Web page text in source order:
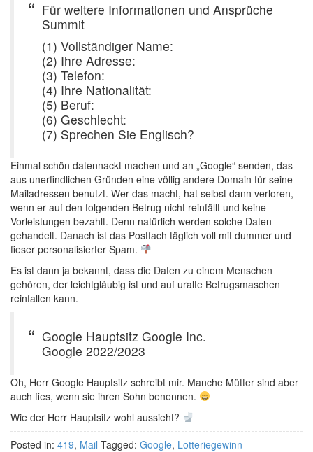
Für weitere Informationen und Ansprüche
Summit
(1) Vollständiger Name:
(2) Ihre Adresse:
(3) Telefon:
(4) Ihre Nationalität:
(5) Beruf:
(6) Geschlecht:
(7) Sprechen Sie Englisch?
Einmal schön datennackt machen und an „Google“ senden, das
aus unerfindlichen Gründen eine völlig andere Domain für seine
Mailadressen benutzt. Wer das macht, hat selbst dann verloren,
wenn er auf den folgenden Betrug nicht reinfällt und keine
Vorleistungen bezahlt. Denn natürlich werden solche Daten
gehandelt. Danach ist das Postfach täglich voll mit dummer und
fieser personalisierter Spam.
Es ist dann ja bekannt, dass die Daten zu einem Menschen
gehören, der leichtgläubig ist und auf uralte Betrugsmaschen
reinfallen kann.
Google Hauptsitz Google Inc.
Google 2022/2023
Oh, Herr Google Hauptsitz schreibt mir. Manche Mütter sind aber
auch fies, wenn sie ihren Sohn benennen.
Wie der Herr Hauptsitz wohl aussieht?
Posted in: 419, Mail Tagged: Google, Lotteriegewinn